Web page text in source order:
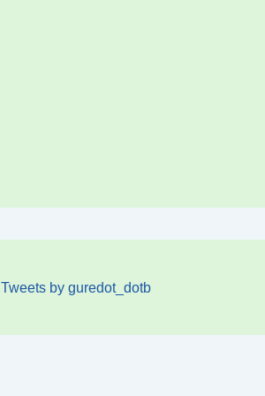
Tweets by guredot_dotb